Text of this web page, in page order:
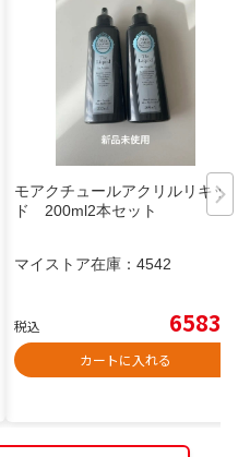
モアクチュールアクリルリキッ
ド 200ml2本セット
マイストア在庫： 4542
税込 6583
カートに入れる